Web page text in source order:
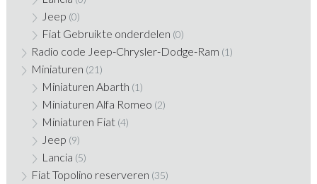
Jeep (0)
Fiat Gebruikte onderdelen (0)
Radio code Jeep-Chrysler-Dodge-Ram (1)
Miniaturen (21)
Miniaturen Abarth (1)
Miniaturen Alfa Romeo (2)
Miniaturen Fiat (4)
Jeep (9)
Lancia (5)
Fiat Topolino reserveren (35)